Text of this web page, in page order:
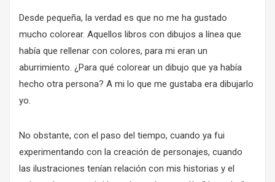
Desde pequeña, la verdad es que no me ha gustado
mucho colorear. Aquellos libros con dibujos a línea que
había que rellenar con colores, para mi eran un
aburrimiento. ¿Para qué colorear un dibujo que ya había
hecho otra persona? A mi lo que me gustaba era dibujarlo
yo.
No obstante, con el paso del tiempo, cuando ya fui
experimentando con la creación de personajes, cuando
las ilustraciones tenían relación con mis historias y el